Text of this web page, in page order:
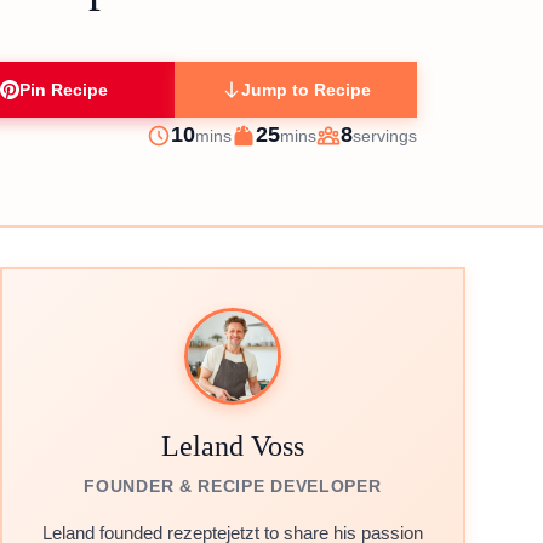
Pin Recipe Jump to Recipe
Prep
10minutes
mins
Cook
25minutes
mins
Servings
8servings
Leland Voss
FOUNDER & RECIPE DEVELOPER
Leland founded rezeptejetzt to share his passion